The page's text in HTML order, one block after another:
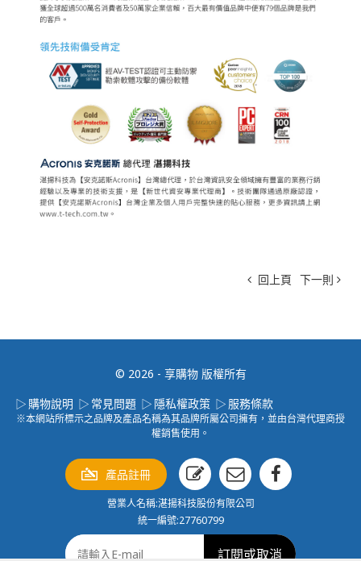
回上頁 下一則
© 2026 - 享購物 版權所有
購物說明
常見問題 隱私權政策 服務條款
※本網站所標示之品牌及產品名稱為其品牌所屬公司擁有，並由台灣代理商授
權銷售使用。
產品註冊
營業人名稱:湛揚科技股份有限公司
統一編號:27760799